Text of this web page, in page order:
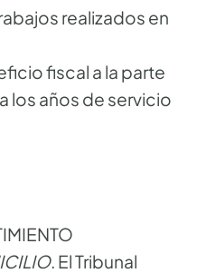
realizados en
fiscal a la parte
los años de servicio
. El Tribunal